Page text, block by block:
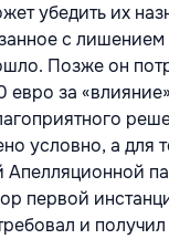
убедить их
с
Позже он
за
условно, а для
Апелляционной
первой
и